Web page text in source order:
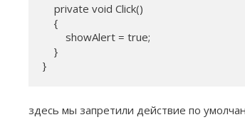
    private void Click()
    {
        showAlert = true;
    }
}
здесь мы запретили действие по